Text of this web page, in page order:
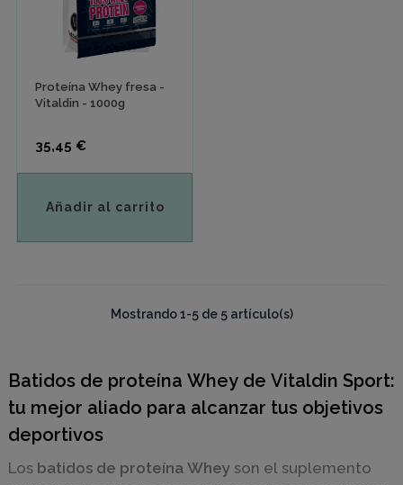
Proteína Whey fresa -
Vitaldin - 1000g
Precio
35,45 €
Añadir al carrito
Mostrando 1-5 de 5 artículo(s)
Batidos de proteína Whey de Vitaldin Sport:
tu mejor aliado para alcanzar tus objetivos
deportivos
Los batidos de proteína Whey son el suplemento